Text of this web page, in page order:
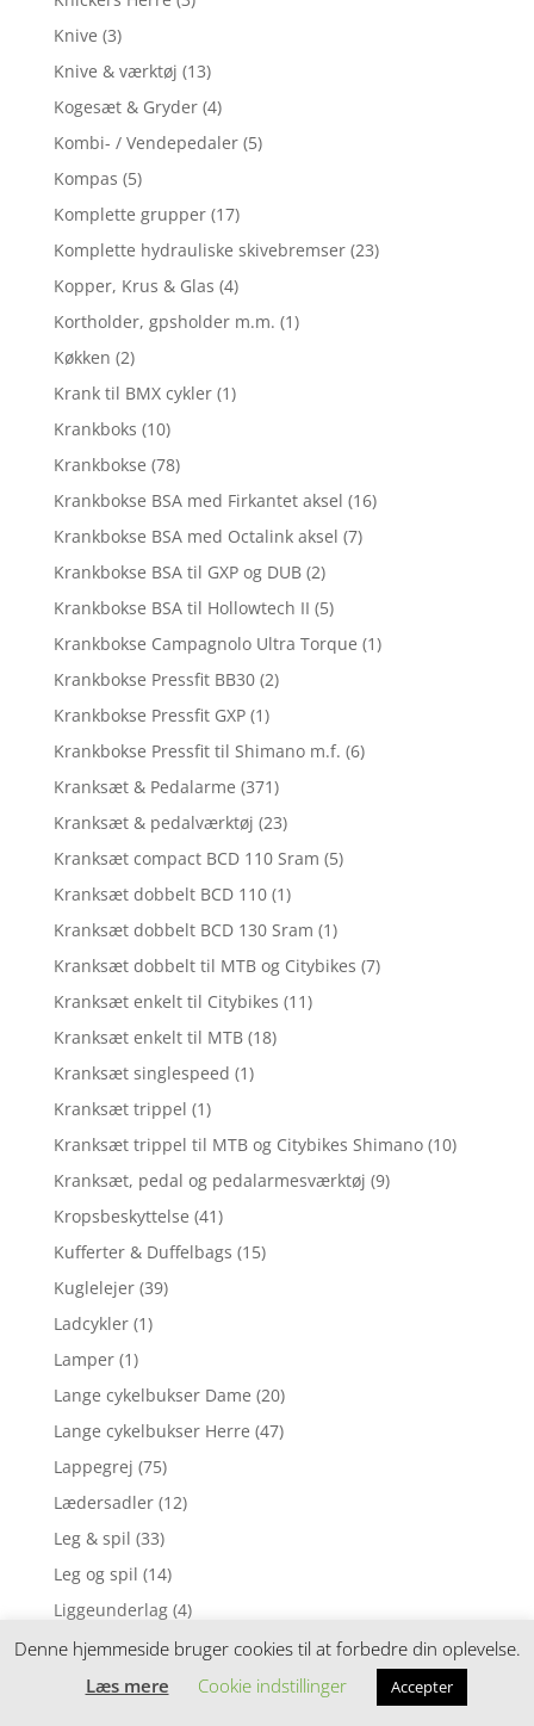
Knive (3)
Knive & værktøj (13)
Kogesæt & Gryder (4)
Kombi- / Vendepedaler (5)
Kompas (5)
Komplette grupper (17)
Komplette hydrauliske skivebremser (23)
Kopper, Krus & Glas (4)
Kortholder, gpsholder m.m. (1)
Køkken (2)
Krank til BMX cykler (1)
Krankboks (10)
Krankbokse (78)
Krankbokse BSA med Firkantet aksel (16)
Krankbokse BSA med Octalink aksel (7)
Krankbokse BSA til GXP og DUB (2)
Krankbokse BSA til Hollowtech II (5)
Krankbokse Campagnolo Ultra Torque (1)
Krankbokse Pressfit BB30 (2)
Krankbokse Pressfit GXP (1)
Krankbokse Pressfit til Shimano m.f. (6)
Kranksæt & Pedalarme (371)
Kranksæt & pedalværktøj (23)
Kranksæt compact BCD 110 Sram (5)
Kranksæt dobbelt BCD 110 (1)
Kranksæt dobbelt BCD 130 Sram (1)
Kranksæt dobbelt til MTB og Citybikes (7)
Kranksæt enkelt til Citybikes (11)
Kranksæt enkelt til MTB (18)
Kranksæt singlespeed (1)
Kranksæt trippel (1)
Kranksæt trippel til MTB og Citybikes Shimano (10)
Kranksæt, pedal og pedalarmesværktøj (9)
Kropsbeskyttelse (41)
Kufferter & Duffelbags (15)
Kuglelejer (39)
Ladcykler (1)
Lamper (1)
Lange cykelbukser Dame (20)
Lange cykelbukser Herre (47)
Lappegrej (75)
Lædersadler (12)
Leg & spil (33)
Leg og spil (14)
Liggeunderlag (4)
Lommelygter (1)
Lommelygter & pandelamper (7)
Denne hjemmeside bruger cookies til at forbedre din oplevelse.
Læs mere
Cookie indstillinger Accepter